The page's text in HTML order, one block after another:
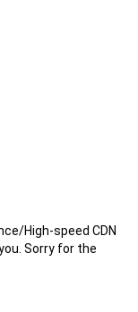
High-speed CDN
Sorry for the